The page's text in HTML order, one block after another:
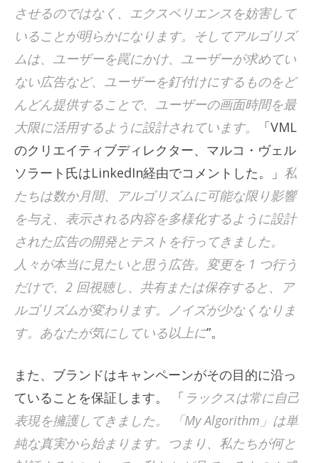
させるのではなく、エクスペリエンスを妨害して
いることが明らかになります。そしてアルゴリズ
ムは、ユーザーを罠にかけ、ユーザーが求めてい
ない広告など、ユーザーを釘付けにするものをど
んどん提供することで、ユーザーの画面時間を最
大限に活用するように設計されています。
「VML
のクリエイティブディレクター、マルコ・ヴェル
ソラート氏はLinkedIn経由でコメントした。」 私
たちは数か月間、アルゴリズムに可能な限り影響
を与え、表示される内容を多様化するように設計
された広告の開発とテストを行ってきました。
人々が本当に見たいと思う広告。変更を 1 つ行う
だけで、2 回視聴し、共有または保存すると、ア
ルゴリズムが変わります。ノイズが少なくなりま
す。あなたが気にしている以上に”。
また、ブランドはキャンペーンがその目的に沿っ
ていることを保証します。 「 ラックスは常に自己
表現を擁護してきました。 「My Algorithm」は単
純な真実から始まります。つまり、私たちが何と